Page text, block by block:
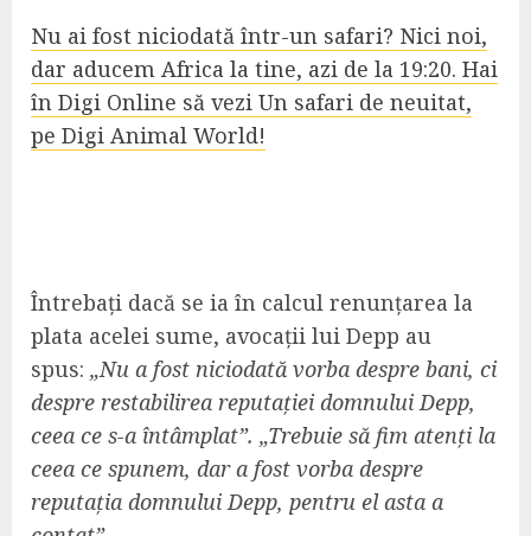
Nu ai fost niciodată într-un safari? Nici noi,
dar aducem Africa la tine, azi de la 19:20. Hai
în Digi Online să vezi Un safari de neuitat,
pe Digi Animal World!
Întrebați dacă se ia în calcul renunțarea la
plata acelei sume, avocații lui Depp au
spus: „Nu a fost niciodată vorba despre bani, ci
despre restabilirea reputației domnului Depp,
ceea ce s-a întâmplat”. „Trebuie să fim atenți la
ceea ce spunem, dar a fost vorba despre
reputația domnului Depp, pentru el asta a